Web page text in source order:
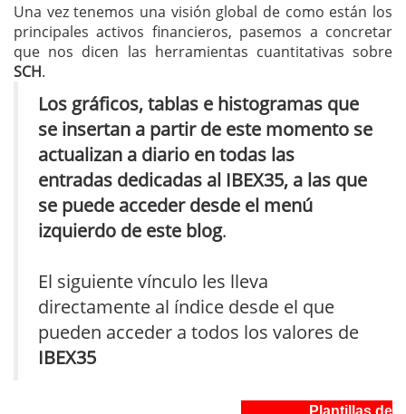
Una vez tenemos una visión global de como están los
principales activos financieros, pasemos a concretar
que nos dicen las herramientas cuantitativas sobre
SCH.
Los gráficos, tablas e histogramas que
se insertan a partir de este momento se
actualizan a diario en todas las
entradas dedicadas al IBEX35, a las que
se puede acceder desde el menú
izquierdo de este blog.
El siguiente vínculo les lleva
directamente al índice desde el que
pueden acceder a todos los valores de
IBEX35
Plantillas de